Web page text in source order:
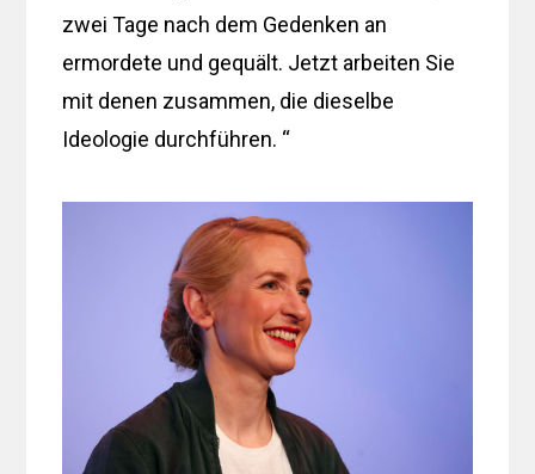
zwei Tage nach dem Gedenken an
ermordete und gequält. Jetzt arbeiten Sie
mit denen zusammen, die dieselbe
Ideologie durchführen. “